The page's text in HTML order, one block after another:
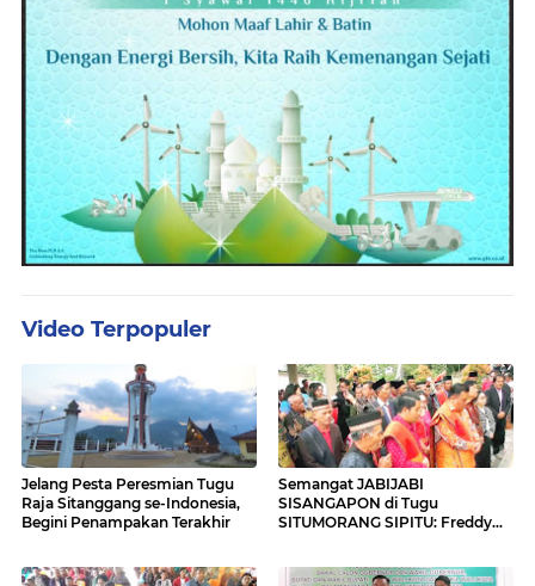
Video Terpopuler
Jelang Pesta Peresmian Tugu
Raja Sitanggang se-Indonesia,
Begini Penampakan Terakhir
Semangat JABIJABI
SISANGAPON di Tugu
SITUMORANG SIPITU: Freddy